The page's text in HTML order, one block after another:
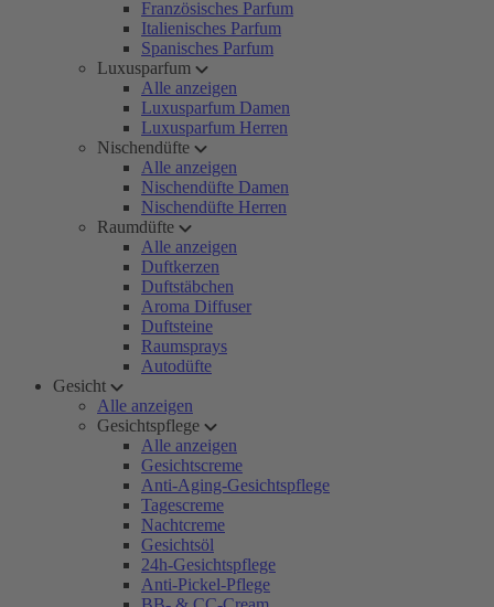
Französisches Parfum
Italienisches Parfum
Spanisches Parfum
Luxusparfum
Alle anzeigen
Luxusparfum Damen
Luxusparfum Herren
Nischendüfte
Alle anzeigen
Nischendüfte Damen
Nischendüfte Herren
Raumdüfte
Alle anzeigen
Duftkerzen
Duftstäbchen
Aroma Diffuser
Duftsteine
Raumsprays
Autodüfte
Gesicht
Alle anzeigen
Gesichtspflege
Alle anzeigen
Gesichtscreme
Anti-Aging-Gesichtspflege
Tagescreme
Nachtcreme
Gesichtsöl
24h-Gesichtspflege
Anti-Pickel-Pflege